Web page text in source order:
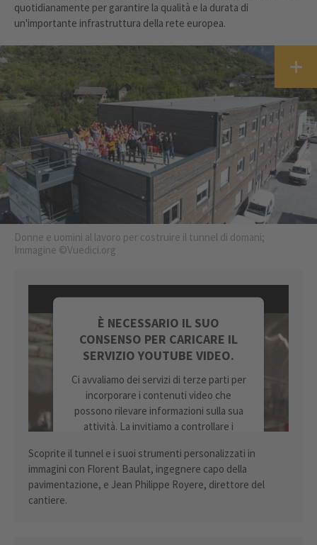
quotidianamente per garantire la qualità e la durata di
un'importante infrastruttura della rete europea.
Donne e uomini al lavoro per costruire il tunnel di domani;
Immagine ©Vuedici.org
È NECESSARIO IL SUO
CONSENSO PER CARICARE IL
SERVIZIO YOUTUBE VIDEO.
Ci avvaliamo dei servizi di terze parti per
incorporare i contenuti video che
possono rilevare informazioni sulla sua
attività. La invitiamo a controllare i
guardare questo video.
Scoprite il tunnel e i suoi strumenti personalizzati in
immagini con Florent Baulat, ingegnere capo della
pavimentazione, e Jean Philippe Royere, direttore del
cantiere.